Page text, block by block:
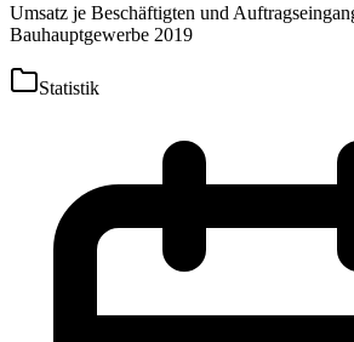
Umsatz je Beschäftigten und
Bauhauptgewerbe 2019
Statistik